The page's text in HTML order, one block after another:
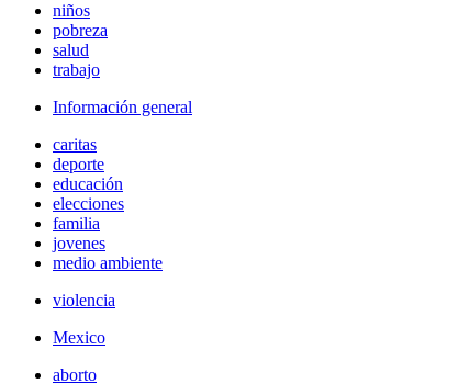
niños
pobreza
salud
trabajo
Información general
caritas
deporte
educación
elecciones
familia
jovenes
medio ambiente
violencia
Mexico
aborto